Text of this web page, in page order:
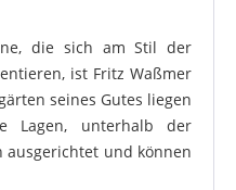
die sich am Stil der
ist Fritz Waßmer
seines Gutes liegen
Lagen, unterhalb der
ausgerichtet und können